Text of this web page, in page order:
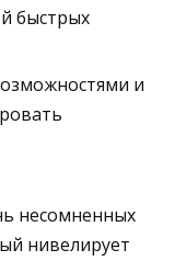
быстрых
и
несомненных
нивелирует